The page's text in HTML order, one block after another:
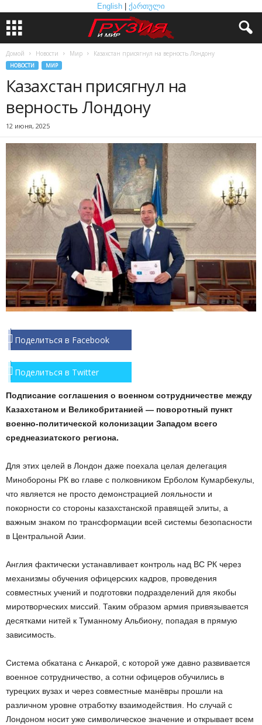
English ქართული
Домой Новости Мир Казахстан присягнул на верность Лондону
НОВОСТИ МИР
Казахстан присягнул на
верность Лондону
12 июня, 2025
Поделиться в Facebook
Поделиться в Twitter
Подписание соглашения о военном сотрудничестве между
Казахстаном и Великобританией — поворотный пункт
военно-политической колонизации Западом всего
среднеазиатского региона.
Для этих целей в Лондон даже поехала целая делегация
Минобороны РК во главе с полковником Ерболом Кумарбекулы,
что является не просто демонстрацией лояльности и
покорности со стороны казахстанской правящей элиты, а
важным знаком по трансформации всей системы безопасности
в Центральной Азии.
Англия фактически устанавливает контроль над ВС РК через
механизмы обучения офицерских кадров, проведения
совместных учений и подготовки подразделений для якобы
миротворческих миссий. Таким образом армия привязывается
десятками нитей к Туманному Альбиону, попадая в прямую
зависимость.
Система обкатана с Анкарой, с которой уже давно развивается
военное сотрудничество, а сотни офицеров обучились в
турецких вузах и через совместные манёвры прошли на
различном уровне отработку взаимодействия. Но случай с
Лондоном носит уже символическое значение и открывает всем